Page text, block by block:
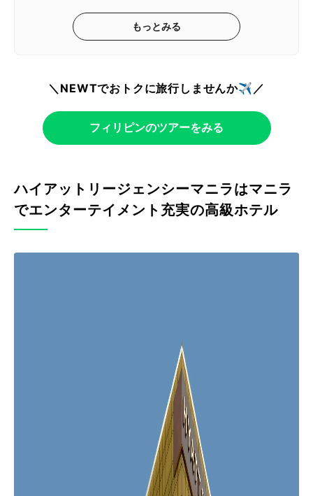
もっとみる
＼NEWTでおトクに旅行しませんか✈️／
フィリピンのツアーをみる
ハイアットリージェンシーマニラはマニラ
でエンターテイメント充実の高級ホテル